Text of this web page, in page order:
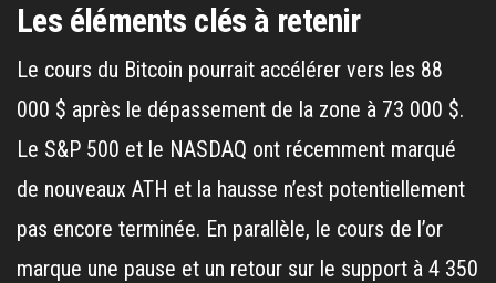
Les éléments clés à retenir
Le cours du Bitcoin pourrait accélérer vers les 88
000 $ après le dépassement de la zone à 73 000 $.
Le S&P 500 et le NASDAQ ont récemment marqué
de nouveaux ATH et la hausse n’est potentiellement
pas encore terminée. En parallèle, le cours de l’or
marque une pause et un retour sur le support à 4 350